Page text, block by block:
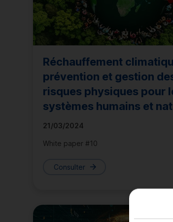
Réchauffement
prévention et gestion
risques physiques pour
systèmes humains et
21/03/2024
White paper #10
Consulter